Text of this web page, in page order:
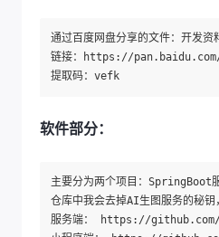
通过百度网盘分享的文件：开发资
链接：https://
软件部分：
主要分为两个项目：SpringBoot
仓库中我会去掉AI生图服务的秘
服务端： https://